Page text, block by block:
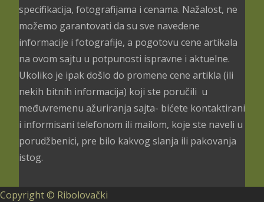
specifikacija, fotografijama i cenama. Nažalost, ne
možemo garantovati da su sve navedene
informacije i fotografije, a pogotovu cene artikala
na ovom sajtu u potpunosti ispravne i aktuelne.
Ukoliko je ipak došlo do promene cene artikla (ili
nekih bitnih informacija) koji ste poručili u
međuvremenu ažuriranja sajta- bićete kontaktirani
i informisani telefonom ili mailom, koje ste naveli u
porudžbenici, pre bilo kakvog slanja ili pakovanja
istog.
Copyright © Ribolovački